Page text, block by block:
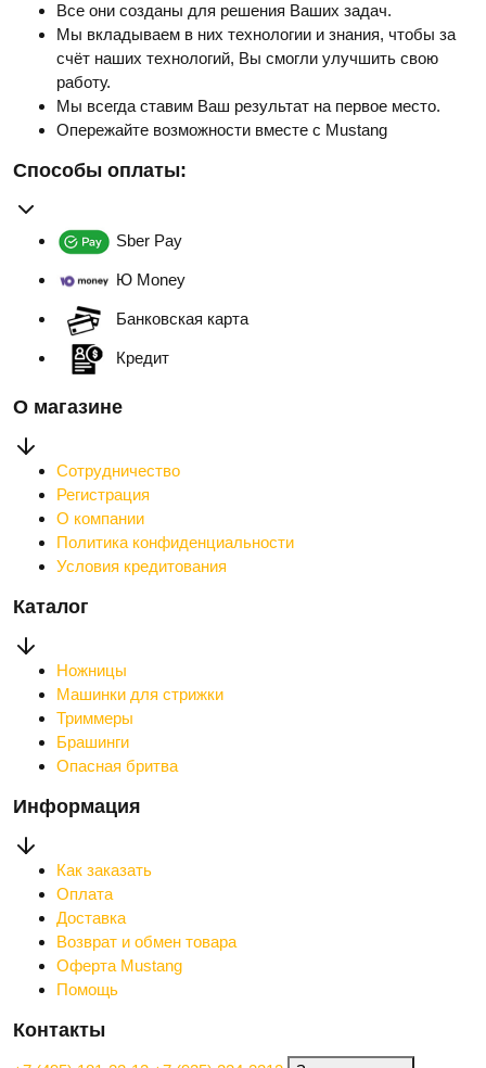
Все они созданы для решения Ваших задач.
Мы вкладываем в них технологии и знания, чтобы за
счёт наших технологий, Вы смогли улучшить свою
работу.
Мы всегда ставим Ваш результат на первое место.
Опережайте возможности вместе с Mustang
Способы оплаты:
Sber Pay
Ю Money
Банковская карта
Кредит
О магазине
Сотрудничество
Регистрация
О компании
Политика конфиденциальности
Условия кредитования
Каталог
Ножницы
Машинки для стрижки
Триммеры
Брашинги
Опасная бритва
Информация
Как заказать
Оплата
Доставка
Возврат и обмен товара
Оферта Mustang
Помощь
Контакты